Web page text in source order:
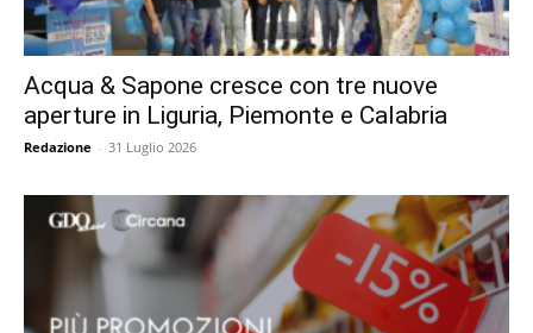
Acqua & Sapone cresce con tre nuove
aperture in Liguria, Piemonte e Calabria
Redazione - 31 Luglio 2026